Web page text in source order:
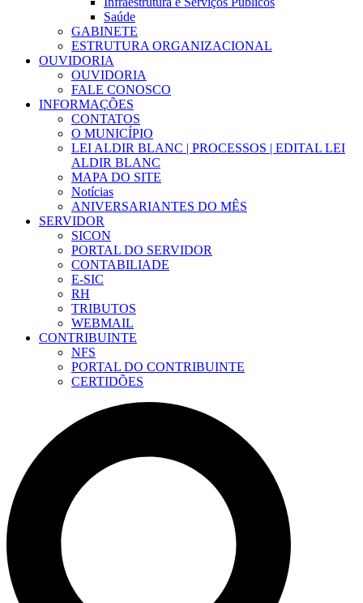
Saúde
GABINETE
ESTRUTURA ORGANIZACIONAL
OUVIDORIA
OUVIDORIA
FALE CONOSCO
INFORMAÇÕES
CONTATOS
O MUNICÍPIO
LEI ALDIR BLANC | PROCESSOS | EDITAL LEI
ALDIR BLANC
MAPA DO SITE
Notícias
ANIVERSARIANTES DO MÊS
SERVIDOR
SICON
PORTAL DO SERVIDOR
CONTABILIADE
E-SIC
RH
TRIBUTOS
WEBMAIL
CONTRIBUINTE
NFS
PORTAL DO CONTRIBUINTE
CERTIDÕES